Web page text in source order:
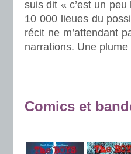
suis dit « c’est un
10 000 lieues du
récit ne m’attendant
narrations. Une
Comics et